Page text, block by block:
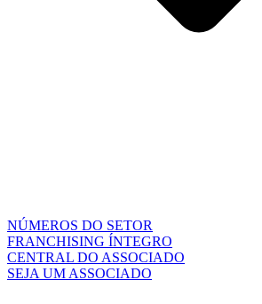
NÚMEROS DO SETOR
FRANCHISING ÍNTEGRO
CENTRAL DO ASSOCIADO
SEJA UM ASSOCIADO